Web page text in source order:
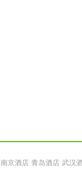
南京酒店 青岛酒店 武汉